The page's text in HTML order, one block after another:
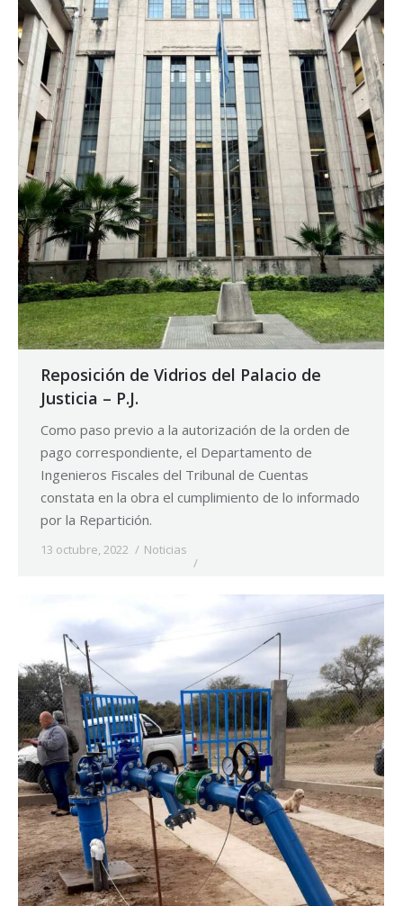
Reposición de Vidrios del Palacio de
Justicia – P.J.
Como paso previo a la autorización de la orden de
pago correspondiente, el Departamento de
Ingenieros Fiscales del Tribunal de Cuentas
constata en la obra el cumplimiento de lo informado
por la Repartición.
13 octubre, 2022 Noticias